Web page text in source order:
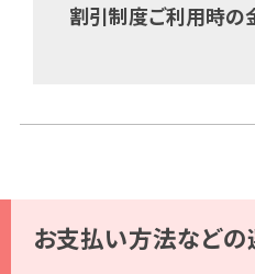
割引制度ご利用時の
お支払い方法などの